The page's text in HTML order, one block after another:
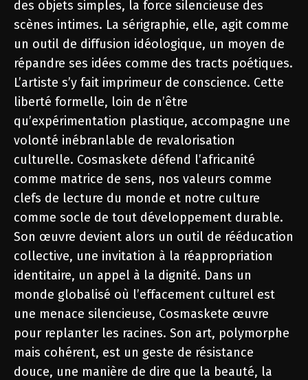
des objets simples, la force silencieuse des
scènes intimes. La sérigraphie, elle, agit comme
un outil de diffusion idéologique, un moyen de
répandre ses idées comme des tracts poétiques.
L’artiste s’y fait imprimeur de conscience. Cette
liberté formelle, loin de n’être
qu’expérimentation plastique, accompagne une
volonté inébranlable de revalorisation
culturelle. Cosmaskete défend l’africanité
comme matrice de sens, nos valeurs comme
clefs de lecture du monde et notre culture
comme socle de tout développement durable.
Son œuvre devient alors un outil de rééducation
collective, une invitation à la réappropriation
identitaire, un appel à la dignité. Dans un
monde globalisé où l’effacement culturel est
une menace silencieuse, Cosmaskete œuvre
pour replanter les racines. Son art, polymorphe
mais cohérent, est un geste de résistance
douce, une manière de dire que la beauté, la